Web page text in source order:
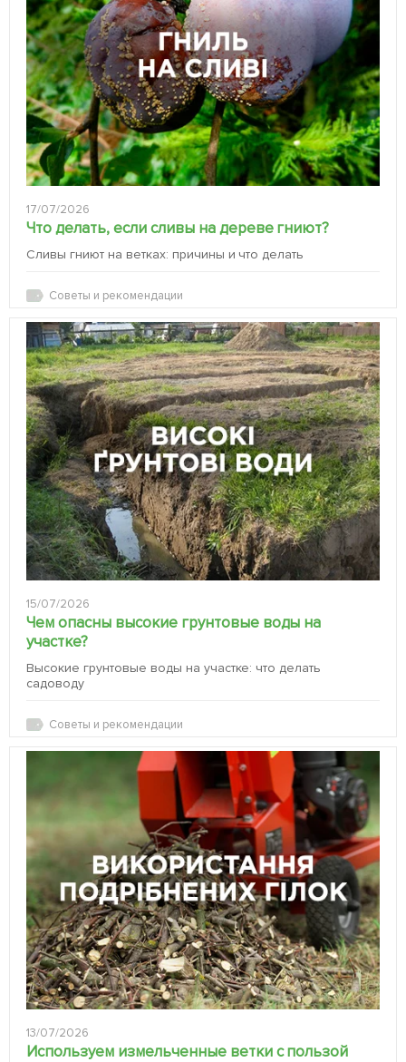
17/07/2026
Что делать, если сливы на дереве гниют?
Сливы гниют на ветках: причины и что делать
Советы и рекомендации
15/07/2026
Чем опасны высокие грунтовые воды на
участке?
Высокие грунтовые воды на участке: что делать
садоводу
Советы и рекомендации
13/07/2026
Используем измельченные ветки с пользой